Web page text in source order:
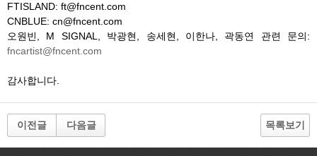
FTISLAND: ft@fncent.com
CNBLUE: cn@fncent.com
오원빈, M SIGNAL, 박광현, 송세현, 이한나, 곽동연 관련 문의:
fncartist@fncent.com
감사합니다.
이전글 다음글 목록보기